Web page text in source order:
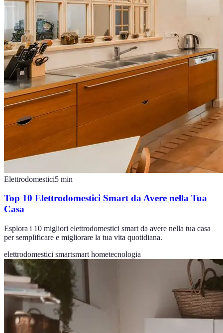
Elettrodomestici5 min
Top 10 Elettrodomestici Smart da Avere nella Tua
Casa
Esplora i 10 migliori elettrodomestici smart da avere nella tua casa
per semplificare e migliorare la tua vita quotidiana.
elettrodomestici smartsmart hometecnologia